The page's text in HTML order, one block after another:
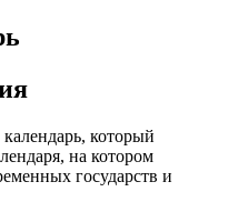
который
на котором
государств и